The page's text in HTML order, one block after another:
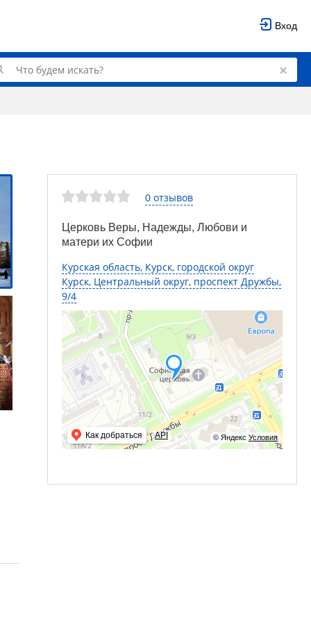
Вход
0 отзывов
Церковь Веры, Надежды, Любови и
матери их Софии
Курская область, Курск, городской округ
Курск, Центральный округ, проспект Дружбы,
9/4
© Яндекс Условия
Как добраться API